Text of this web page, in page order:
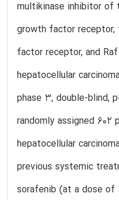
multikinase inhibitor of
growth factor
factor receptor, and
hepatocellular
phase 3, double-blind,
randomly assigned
hepatocellular
previous systemic
sorafenib (at a dose